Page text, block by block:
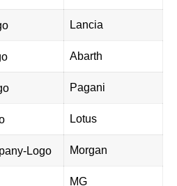
Lancia
Abarth
Pagani
Lotus
Morgan
MG